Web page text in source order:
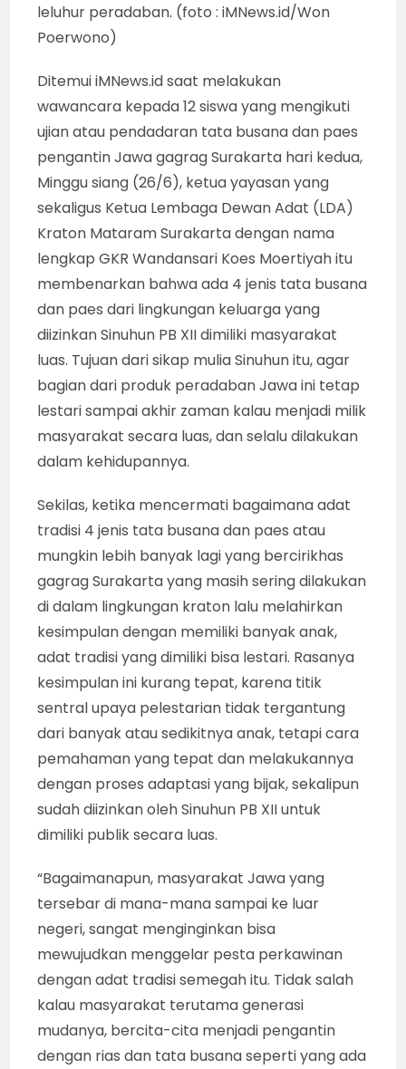
leluhur peradaban. (foto : iMNews.id/Won
Poerwono)
Ditemui iMNews.id saat melakukan
wawancara kepada 12 siswa yang mengikuti
ujian atau pendadaran tata busana dan paes
pengantin Jawa gagrag Surakarta hari kedua,
Minggu siang (26/6), ketua yayasan yang
sekaligus Ketua Lembaga Dewan Adat (LDA)
Kraton Mataram Surakarta dengan nama
lengkap GKR Wandansari Koes Moertiyah itu
membenarkan bahwa ada 4 jenis tata busana
dan paes dari lingkungan keluarga yang
diizinkan Sinuhun PB XII dimiliki masyarakat
luas. Tujuan dari sikap mulia Sinuhun itu, agar
bagian dari produk peradaban Jawa ini tetap
lestari sampai akhir zaman kalau menjadi milik
masyarakat secara luas, dan selalu dilakukan
dalam kehidupannya.
Sekilas, ketika mencermati bagaimana adat
tradisi 4 jenis tata busana dan paes atau
mungkin lebih banyak lagi yang bercirikhas
gagrag Surakarta yang masih sering dilakukan
di dalam lingkungan kraton lalu melahirkan
kesimpulan dengan memiliki banyak anak,
adat tradisi yang dimiliki bisa lestari. Rasanya
kesimpulan ini kurang tepat, karena titik
sentral upaya pelestarian tidak tergantung
dari banyak atau sedikitnya anak, tetapi cara
pemahaman yang tepat dan melakukannya
dengan proses adaptasi yang bijak, sekalipun
sudah diizinkan oleh Sinuhun PB XII untuk
dimiliki publik secara luas.
“Bagaimanapun, masyarakat Jawa yang
tersebar di mana-mana sampai ke luar
negeri, sangat menginginkan bisa
mewujudkan menggelar pesta perkawinan
dengan adat tradisi semegah itu. Tidak salah
kalau masyarakat terutama generasi
mudanya, bercita-cita menjadi pengantin
dengan rias dan tata busana seperti yang ada